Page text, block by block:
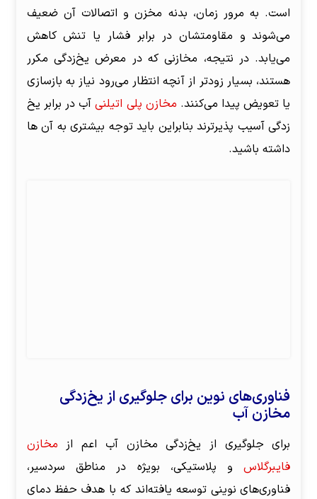
است. به مرور زمان، بدنه مخزن و اتصالات آن ضعیف
می‌شوند و مقاومتشان در برابر فشار یا تنش کاهش
می‌یابد. در نتیجه، مخازنی که در معرض یخ‌زدگی مکرر
هستند، بسیار زودتر از آنچه انتظار می‌رود نیاز به بازسازی
یا تعویض پیدا می‌کنند. مخازن پلی اتیلنیآب در برابر یخ
زدگی آسیب پذیرترند بنابراین باید توجه بیشتری به آن ها
داشته باشید.
فناوری‌های نوین برای جلوگیری از یخ‌زدگی
مخازن آب
برای جلوگیری از یخ‌زدگی مخازن آب اعم از مخازن
فایبرگلاسو پلاستیکی، بویژه در مناطق سردسیر،
فناوری‌های نوینی توسعه یافته‌اند که با هدف حفظ دمای